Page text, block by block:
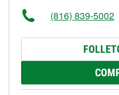
(816) 839-5002